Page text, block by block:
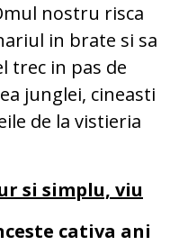
nostru risca
in brate si sa
trec in pas de
junglei, cineasti
de la vistieria
si simplu, viu
cativa ani